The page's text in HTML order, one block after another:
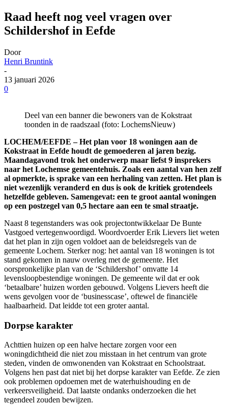
Raad heeft nog veel vragen over
Schildershof in Eefde
Door
Henri Bruntink
-
13 januari 2026
0
Deel van een banner die bewoners van de Kokstraat
toonden in de raadszaal (foto: LochemsNieuw)
LOCHEM/EEFDE – Het plan voor 18 woningen aan de
Kokstraat in Eefde houdt de gemoederen al jaren bezig.
Maandagavond trok het onderwerp maar liefst 9 insprekers
naar het Lochemse gemeentehuis. Zoals een aantal van hen zelf
al opmerkte, is sprake van een herhaling van zetten. Het plan is
niet wezenlijk veranderd en dus is ook de kritiek grotendeels
hetzelfde gebleven. Samengevat: een te groot aantal woningen
op een postzegel van 0,5 hectare aan een te smal straatje.
Naast 8 tegenstanders was ook projectontwikkelaar De Bunte
Vastgoed vertegenwoordigd. Woordvoerder Erik Lievers liet weten
dat het plan in zijn ogen voldoet aan de beleidsregels van de
gemeente Lochem. Sterker nog: het aantal van 18 woningen is tot
stand gekomen in nauw overleg met de gemeente. Het
oorspronkelijke plan van de ‘Schildershof’ omvatte 14
levensloopbestendige woningen. De gemeente wil dat er ook
‘betaalbare’ huizen worden gebouwd. Volgens Lievers heeft die
wens gevolgen voor de ‘businesscase’, oftewel de financiële
haalbaarheid. Dat leidde tot een groter aantal.
Dorpse karakter
Achttien huizen op een halve hectare zorgen voor een
woningdichtheid die niet zou misstaan in het centrum van grote
steden, vinden de omwonenden van Kokstraat en Schoolstraat.
Volgens hen past dat niet bij het dorpse karakter van Eefde. Ze zien
ook problemen opdoemen met de waterhuishouding en de
verkeersveiligheid. Dat laatste ondanks onderzoeken die het
tegendeel zouden bewijzen.